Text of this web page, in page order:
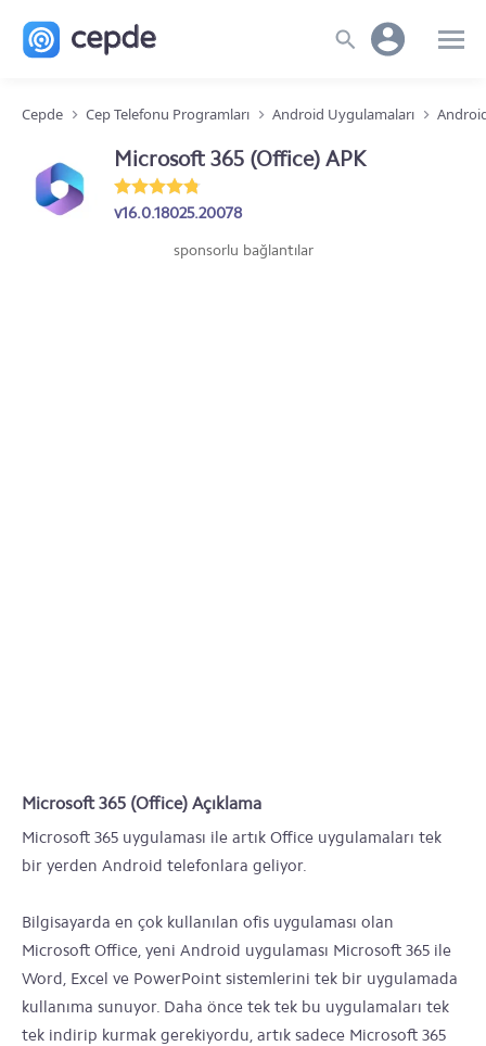
Cepde Cep Telefonu Programları Android Uygulamaları
Microsoft 365 (Office) APK
v16.0.18025.20078
sponsorlu bağlantılar
Microsoft 365 (Office) Açıklama
Microsoft 365 uygulaması ile artık Office uygulamaları tek
bir yerden Android telefonlara geliyor.
Bilgisayarda en çok kullanılan ofis uygulaması olan
Microsoft Office, yeni Android uygulaması Microsoft 365 ile
Word, Excel ve PowerPoint sistemlerini tek bir uygulamada
kullanıma sunuyor. Daha önce tek tek bu uygulamaları tek
tek indirip kurmak gerekiyordu, artık sadece Microsoft 365